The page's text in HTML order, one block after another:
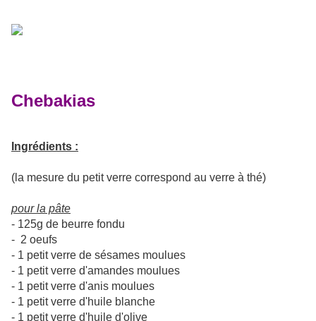
Chebakias
Ingrédients :
(la mesure du petit verre correspond au verre à thé)
pour la pâte
- 125g de beurre fondu
- 2 oeufs
- 1 petit verre de sésames moulues
- 1 petit verre d'amandes moulues
- 1 petit verre d'anis moulues
- 1 petit verre d'huile blanche
- 1 petit verre d'huile d'olive